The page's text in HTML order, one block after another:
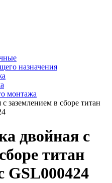
назначения
монтажа
заземлением в сборе титан
двойная с
титан
GSL000424